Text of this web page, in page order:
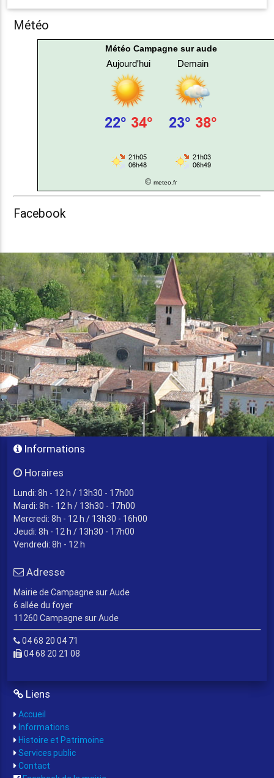
Météo
Météo Campagne sur aude
© meteo.fr
Facebook
Informations
Horaires
Lundi: 8h - 12 h / 13h30 - 17h00
Mardi: 8h - 12 h / 13h30 - 17h00
Mercredi: 8h - 12 h / 13h30 - 16h00
Jeudi: 8h - 12 h / 13h30 - 17h00
Vendredi: 8h - 12 h
Adresse
Mairie de Campagne sur Aude
6 allée du foyer
11260 Campagne sur Aude
04 68 20 04 71
04 68 20 21 08
Liens
Accueil
Informations
Histoire et Patrimoine
Services public
Contact